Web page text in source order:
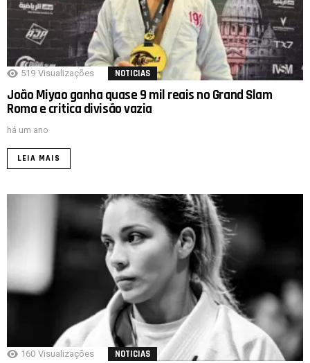
519 Visualizações NOTICIAS
João Miyao ganha quase 9 mil reais no Grand Slam
Roma e critica divisão vazia
há um ano
LEIA MAIS
160 Visualizações NOTICIAS